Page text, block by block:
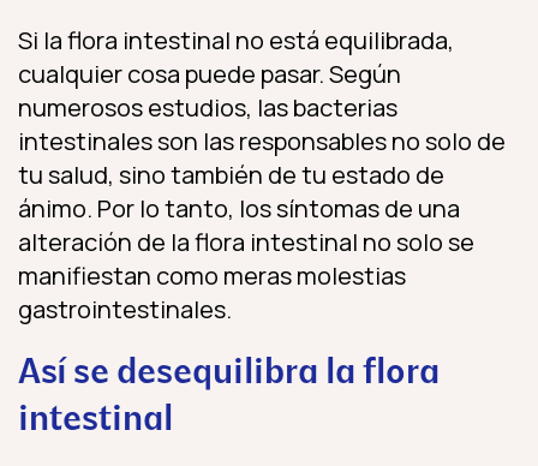
Si la flora intestinal no está equilibrada,
cualquier cosa puede pasar. Según
numerosos estudios, las bacterias
intestinales son las responsables no solo de
tu salud, sino también de tu estado de
ánimo. Por lo tanto, los síntomas de una
alteración de la flora intestinal no solo se
manifiestan como meras molestias
gastrointestinales.
Así se desequilibra la flora
intestinal